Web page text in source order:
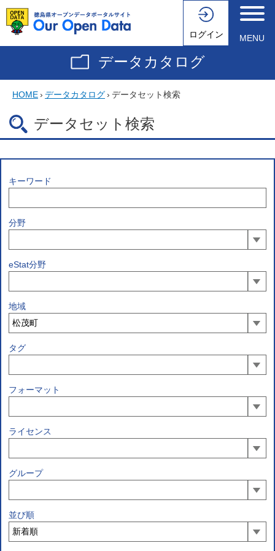
ログイン MENU
データカタログ
HOME› データカタログ› データセット検索
データセット検索
キーワード
分野
eStat分野
地域
タグ
フォーマット
ライセンス
グループ
並び順